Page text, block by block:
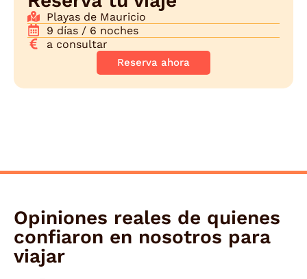
Playas de Mauricio
9 días / 6 noches
a consultar
Reserva ahora
Opiniones reales de quienes
confiaron en nosotros para
viajar